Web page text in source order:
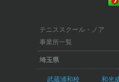
テニススクール・ノア
事業所一覧
埼玉県
武蔵浦和校 和光